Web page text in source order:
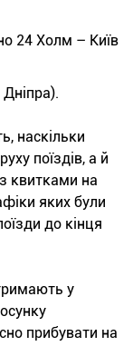
24 Холм – Київ
наскільки
поїздів, а й
квитками на
яких були
до кінця
у
прибувати на